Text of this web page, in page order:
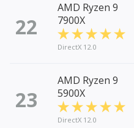
22
AMD Ryzen 9
7900X
DirectX 12.0
23
AMD Ryzen 9
5900X
DirectX 12.0